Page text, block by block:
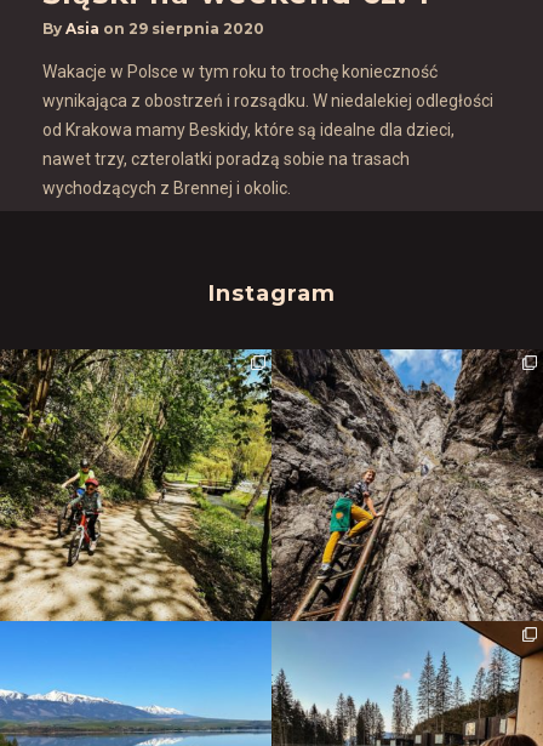
By Asia on 29 sierpnia 2020
Wakacje w Polsce w tym roku to trochę konieczność
wynikająca z obostrzeń i rozsądku. W niedalekiej odległości
od Krakowa mamy Beskidy, które są idealne dla dzieci,
nawet trzy, czterolatki poradzą sobie na trasach
wychodzących z Brennej i okolic.
Instagram